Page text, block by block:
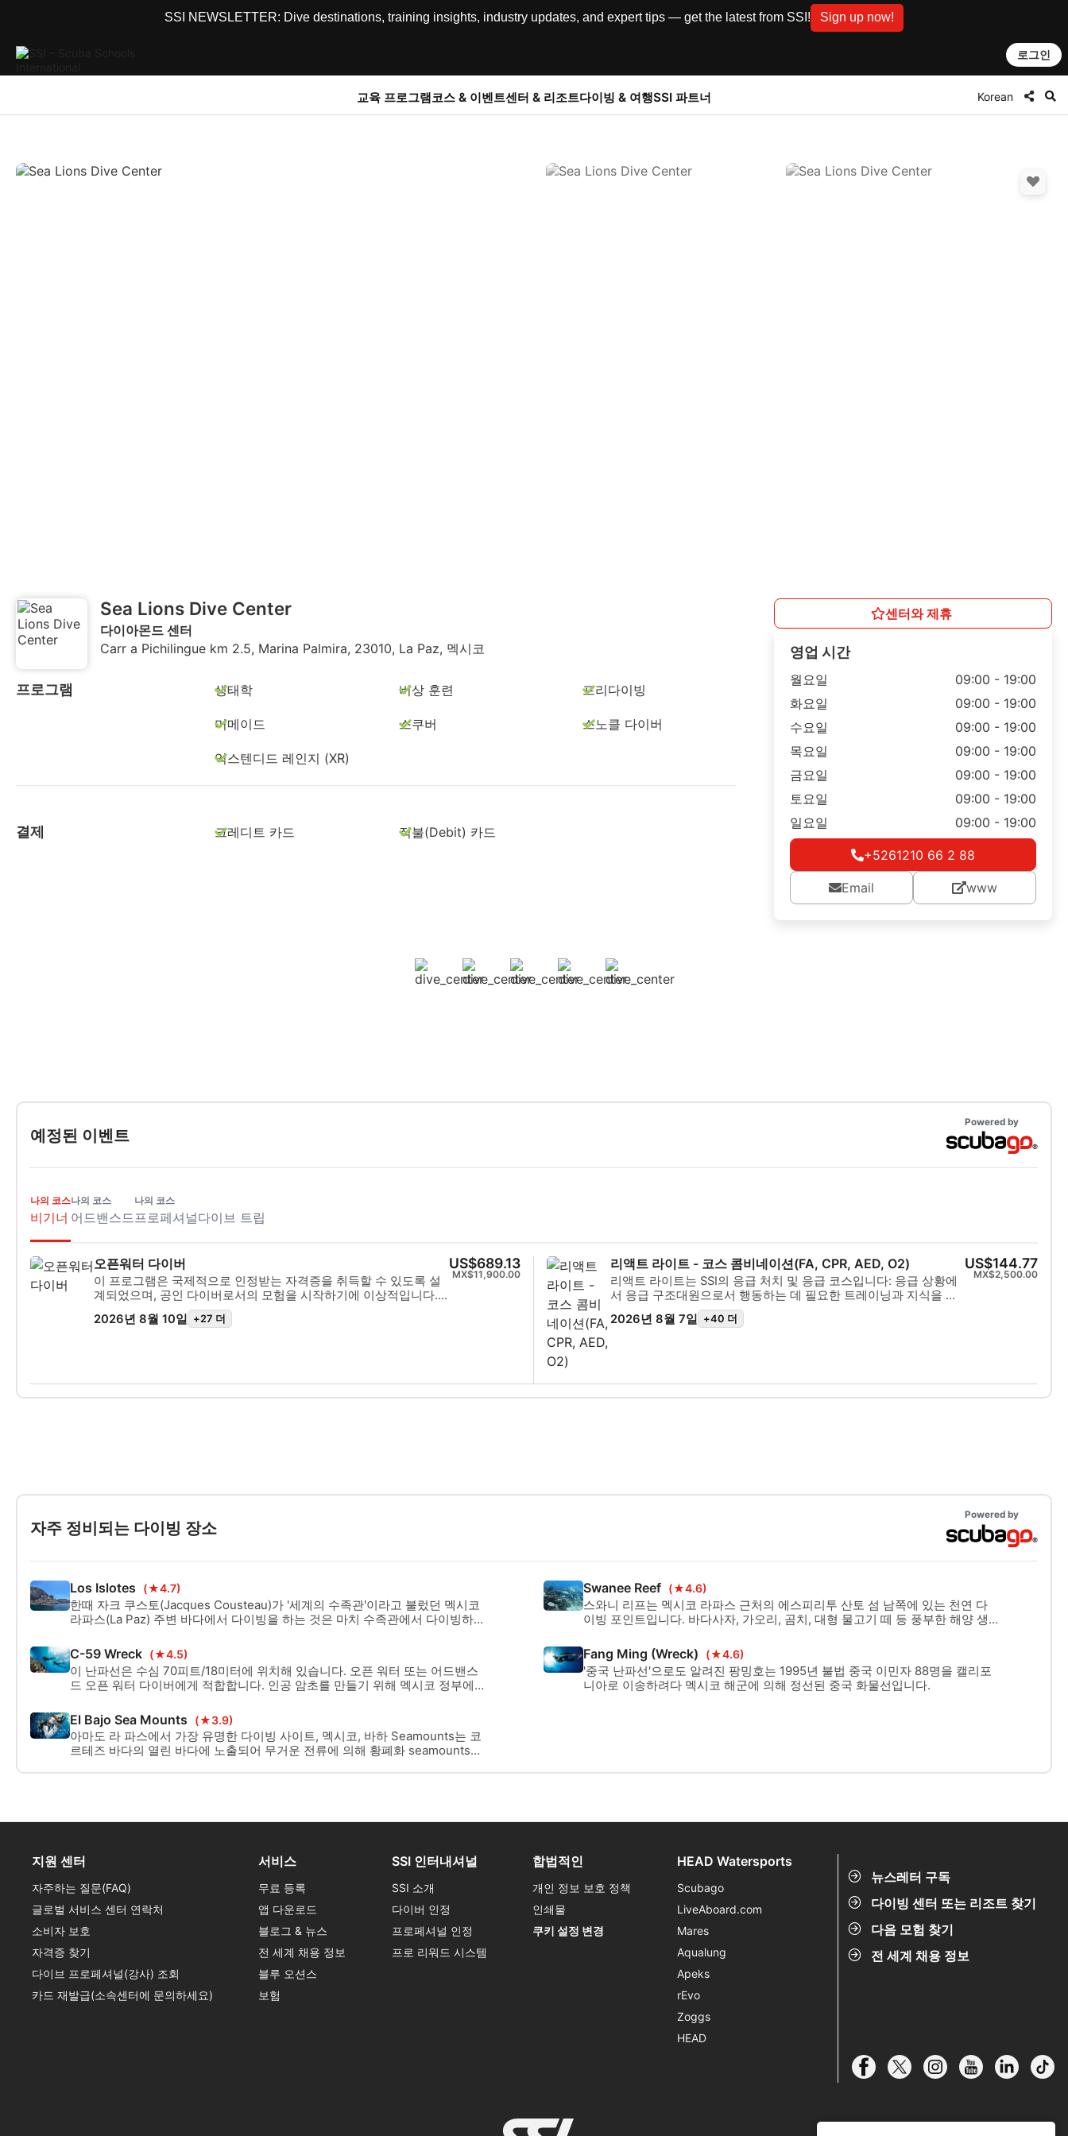
SSI NEWSLETTER: Dive destinations, training insights, industry updates, and expert tips — get the latest from SSI! Sign up now!
로그인
교육 프로그램코스 & 이벤트센터 & 리조트다이빙 & 여행SSI 파트너 Korean
Sea Lions Dive Center
다이아몬드 센터
Carr a Pichilingue km 2.5, Marina Palmira, 23010, La Paz, 멕시코
프로그램 생태학 비상 훈련 프리다이빙
머메이드 스쿠버 스노클 다이버
익스텐디드 레인지 (XR)
결제 크레디트 카드 직불(Debit) 카드
센터와 제휴
영업 시간
월요일
09:00 - 19:00
화요일
09:00 - 19:00
수요일
09:00 - 19:00
목요일
09:00 - 19:00
금요일
09:00 - 19:00
토요일
09:00 - 19:00
일요일
09:00 - 19:00
+5261210 66 2 88
Email www
예정된 이벤트
Powered by
나의 코스
비기너
나의 코스
어드밴스드
나의 코스
프로페셔널다이브 트립
오픈워터 다이버
이 프로그램은 국제적으로 인정받는 자격증을 취득할 수 있도록 설
계되었으며, 공인 다이버로서의 모험을 시작하기에 이상적입니다.
개인별 맞춤 교육과 수중 실습을 통해 수중에서 완벽한 자신감을 가
지고 다이빙하는 데 필요한 기술과 경험을 갖추게 됩니다. SSI 오픈
2026년 8월 10일 +27 더
US$689.13
MX$11,900.00
리액트 라이트 - 코스 콤비네이션(FA, CPR, AED, O2)
리액트 라이트는 SSI의 응급 처치 및 응급 코스입니다: 응급 상황에
서 응급 구조대원으로서 행동하는 데 필요한 트레이닝과 지식을 제
공합니다. 이 다이빙 프로그램은 완전히 유연하기 때문에 일차 진료,
응급 처치, 심폐 소생술 및 일차 안정화 테크닉 등 관심 있는 주제를
한 도구와 자신감을 제공합니다. 자격을 취득하면 응급 상황 발생 시
응급 처치, 심폐소생술, 산소를 투여하고 AED 지원을 제공할 수 있
2026년 8월 7일 +40 더
US$144.77
MX$2,500.00
자주 정비되는 다이빙 장소
Powered by
Los Islotes (★4.7)
한때 자크 쿠스토(Jacques Cousteau)가 '세계의 수족관'이라고 불렀던 멕시코
라파스(La Paz) 주변 바다에서 다이빙을 하는 것은 마치 수족관에서 다이빙하는
은 해양 생물을 자랑하지만 대부분의 다이버들은 바다 사자를 위해 이곳에 옵니
다.
Swanee Reef (★4.6)
스와니 리프는 멕시코 라파스 근처의 에스피리투 산토 섬 남쪽에 있는 천연 다
이빙 포인트입니다. 바다사자, 가오리, 곰치, 대형 물고기 떼 등 풍부한 해양 생
C-59 Wreck (★4.5)
이 난파선은 수심 70피트/18미터에 위치해 있습니다. 오픈 워터 또는 어드밴스
드 오픈 워터 다이버에게 적합합니다. 인공 암초를 만들기 위해 멕시코 정부에
Fang Ming (Wreck) (★4.6)
'중국 난파선'으로도 알려진 팡밍호는 1995년 불법 중국 이민자 88명을 캘리포
니아로 이송하려다 멕시코 해군에 의해 정선된 중국 화물선입니다.
El Bajo Sea Mounts (★3.9)
아마도 라 파스에서 가장 유명한 다이빙 사이트, 멕시코, 바하 Seamounts는 코
르테즈 바다의 열린 바다에 노출되어 무거운 전류에 의해 황폐화 seamounts의
뉴스레터 구독
다이빙 센터 또는 리조트 찾기
다음 모험 찾기
전 세계 채용 정보
지원 센터
자주하는 질문(FAQ)
글로벌 서비스 센터 연락처
소비자 보호
자격증 찾기
다이브 프로페셔널(강사) 조회
카드 재발급(소속센터에 문의하세요)
서비스
무료 등록
앱 다운로드
블로그 & 뉴스
전 세계 채용 정보
블루 오션스
보험
SSI 인터내셔널
SSI 소개
다이버 인정
프로페셔널 인정
프로 리워드 시스템
합법적인
개인 정보 보호 정책
인쇄물
쿠키 설정 변경
HEAD Watersports
Scubago
LiveAboard.com
Mares
Aqualung
Apeks
rEvo
Zoggs
HEAD